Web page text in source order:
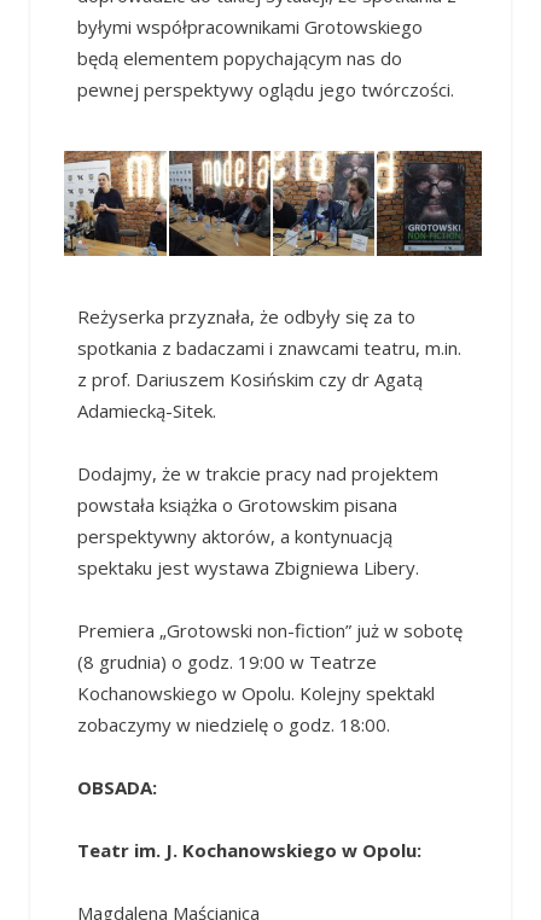
byłymi współpracownikami Grotowskiego
będą elementem popychającym nas do
pewnej perspektywy oglądu jego twórczości.
Reżyserka przyznała, że odbyły się za to
spotkania z badaczami i znawcami teatru, m.in.
z prof. Dariuszem Kosińskim czy dr Agatą
Adamiecką-Sitek.
Dodajmy, że w trakcie pracy nad projektem
powstała książka o Grotowskim pisana
perspektywny aktorów, a kontynuacją
spektaku jest wystawa Zbigniewa Libery.
Premiera „Grotowski non-fiction” już w sobotę
(8 grudnia) o godz. 19:00 w Teatrze
Kochanowskiego w Opolu. Kolejny spektakl
zobaczymy w niedzielę o godz. 18:00.
OBSADA:
Teatr im. J. Kochanowskiego w Opolu:
Magdalena Maścianica